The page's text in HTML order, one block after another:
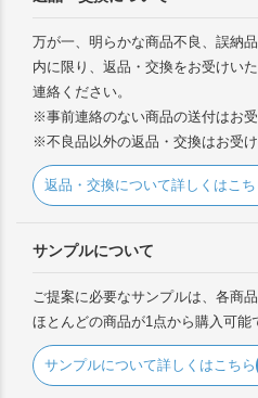
万が一、明らかな商品不良、誤納
内に限り、返品・交換をお受けい
連絡ください。
※事前連絡のない商品の送付はお受
※不良品以外の返品・交換はお受け
返品・交換について詳しくはこち
サンプルについて
ご提案に必要なサンプルは、各商
ほとんどの商品が1点から購入可能
サンプルについて詳しくはこちら